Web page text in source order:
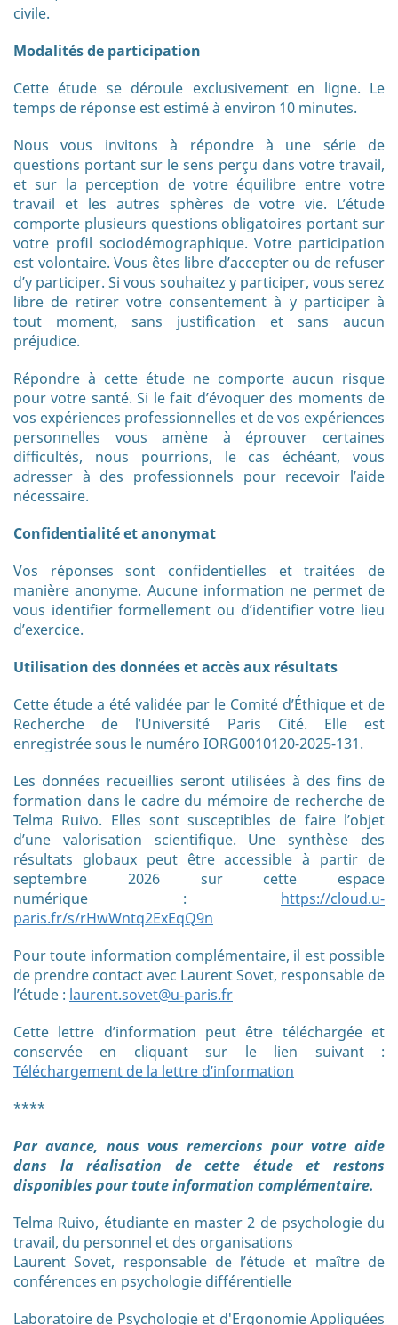
civile.
Modalités de participation
Cette étude se déroule exclusivement en ligne. Le
temps de réponse est estimé à environ 10 minutes.
Nous vous invitons à répondre à une série de
questions portant sur le sens perçu dans votre travail,
et sur la perception de votre équilibre entre votre
travail et les autres sphères de votre vie. L’étude
comporte plusieurs questions obligatoires portant sur
votre profil sociodémographique. Votre participation
est volontaire. Vous êtes libre d’accepter ou de refuser
d’y participer. Si vous souhaitez y participer, vous serez
libre de retirer votre consentement à y participer à
tout moment, sans justification et sans aucun
préjudice.
Répondre à cette étude ne comporte aucun risque
pour votre santé. Si le fait d’évoquer des moments de
vos expériences professionnelles et de vos expériences
personnelles vous amène à éprouver certaines
difficultés, nous pourrions, le cas échéant, vous
adresser à des professionnels pour recevoir l’aide
nécessaire.
Confidentialité et anonymat
Vos réponses sont confidentielles et traitées de
manière anonyme. Aucune information ne permet de
vous identifier formellement ou d’identifier votre lieu
d’exercice.
Utilisation des données et accès aux résultats
Cette étude a été validée par le Comité d’Éthique et de
Recherche de l’Université Paris Cité. Elle est
enregistrée sous le numéro IORG0010120-2025-131.
Les données recueillies seront utilisées à des fins de
formation dans le cadre du mémoire de recherche de
Telma Ruivo. Elles sont susceptibles de faire l’objet
d’une valorisation scientifique. Une synthèse des
résultats globaux peut être accessible à partir de
septembre 2026 sur cette espace
numérique : https://cloud.u-
paris.fr/s/rHwWntq2ExEqQ9n
Pour toute information complémentaire, il est possible
de prendre contact avec Laurent Sovet, responsable de
l’étude : laurent.sovet@u-paris.fr
Cette lettre d’information peut être téléchargée et
conservée en cliquant sur le lien suivant :
Téléchargement de la lettre d’information
****
Par avance, nous vous remercions pour votre aide
dans la réalisation de cette étude et restons
disponibles pour toute information complémentaire.
Telma Ruivo, étudiante en master 2 de psychologie du
travail, du personnel et des organisations
Laurent Sovet, responsable de l’étude et maître de
conférences en psychologie différentielle
Laboratoire de Psychologie et d'Ergonomie Appliquées